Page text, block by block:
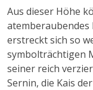
Aus dieser Höhe
atemberaubendes
erstreckt sich so
symbolträchtigen
seiner reich
Sernin, die Kais